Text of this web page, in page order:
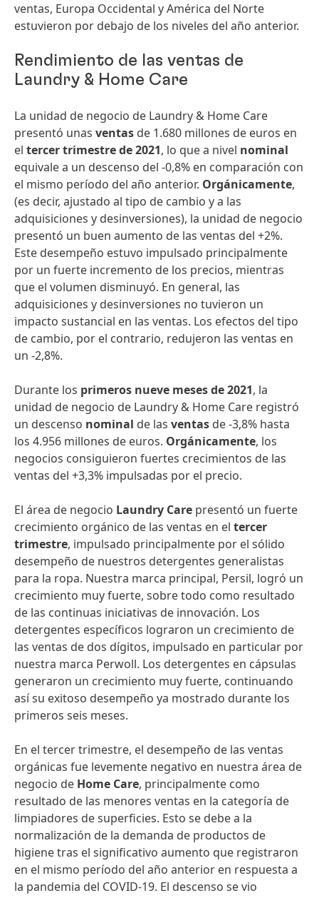
ventas, Europa Occidental y América del Norte
estuvieron por debajo de los niveles del año anterior.
Rendimiento de las ventas de
Laundry & Home Care
La unidad de negocio de Laundry & Home Care
presentó unas ventas de 1.680 millones de euros en
el tercer trimestre de 2021, lo que a nivel nominal
equivale a un descenso del -0,8% en comparación con
el mismo período del año anterior. Orgánicamente,
(es decir, ajustado al tipo de cambio y a las
adquisiciones y desinversiones), la unidad de negocio
presentó un buen aumento de las ventas del +2%.
Este desempeño estuvo impulsado principalmente
por un fuerte incremento de los precios, mientras
que el volumen disminuyó. En general, las
adquisiciones y desinversiones no tuvieron un
impacto sustancial en las ventas. Los efectos del tipo
de cambio, por el contrario, redujeron las ventas en
un -2,8%.
Durante los primeros nueve meses de 2021, la
unidad de negocio de Laundry & Home Care registró
un descenso nominal de las ventas de -3,8% hasta
los 4.956 millones de euros. Orgánicamente, los
negocios consiguieron fuertes crecimientos de las
ventas del +3,3% impulsadas por el precio.
El área de negocio Laundry Care presentó un fuerte
crecimiento orgánico de las ventas en el tercer
trimestre, impulsado principalmente por el sólido
desempeño de nuestros detergentes generalistas
para la ropa. Nuestra marca principal, Persil, logró un
crecimiento muy fuerte, sobre todo como resultado
de las continuas iniciativas de innovación. Los
detergentes específicos lograron un crecimiento de
las ventas de dos dígitos, impulsado en particular por
nuestra marca Perwoll. Los detergentes en cápsulas
generaron un crecimiento muy fuerte, continuando
así su exitoso desempeño ya mostrado durante los
primeros seis meses.
En el tercer trimestre, el desempeño de las ventas
orgánicas fue levemente negativo en nuestra área de
negocio de Home Care, principalmente como
resultado de las menores ventas en la categoría de
limpiadores de superficies. Esto se debe a la
normalización de la demanda de productos de
higiene tras el significativo aumento que registraron
en el mismo período del año anterior en respuesta a
la pandemia del COVID-19. El descenso se vio